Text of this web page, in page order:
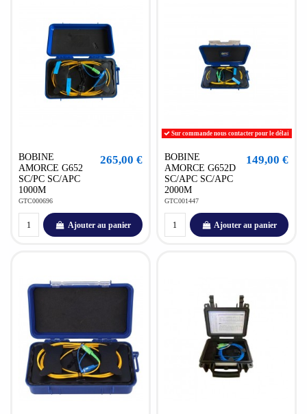
BOBINE
AMORCE G652
SC/PC SC/APC
1000M
GTC000696
265,00 €
Ajouter au panier
Sur commande nous contacter pour le délai
BOBINE
AMORCE G652D
SC/APC SC/APC
2000M
GTC001447
149,00 €
Ajouter au panier